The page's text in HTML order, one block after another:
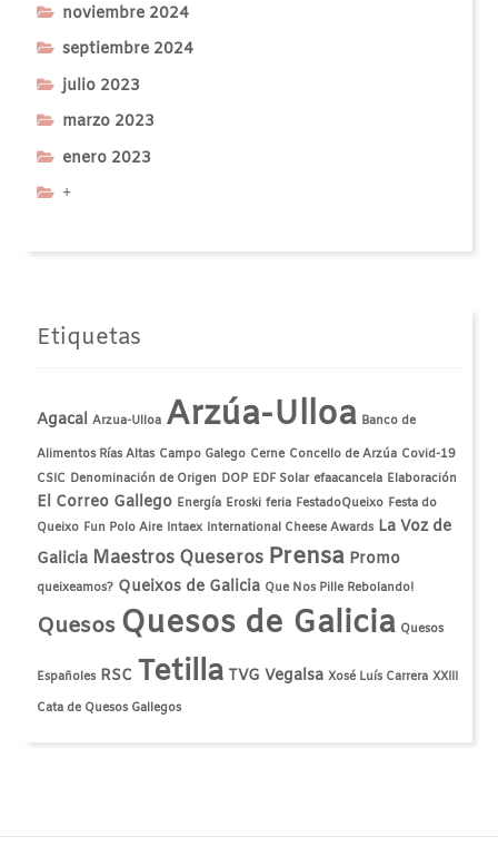
noviembre 2024
septiembre 2024
julio 2023
marzo 2023
enero 2023
+
Etiquetas
Agacal Arzua-Ulloa Arzúa-Ulloa Banco de
Alimentos Rías Altas Campo Galego Cerne Concello de Arzúa Covid-19
CSIC Denominación de Origen DOP EDF Solar efaacancela Elaboración
El Correo Gallego Energía Eroski feria FestadoQueixo Festa do
Queixo Fun Polo Aire Intaex International Cheese Awards La Voz de
Galicia Maestros Queseros Prensa Promo
queixeamos? Queixos de Galicia Que Nos Pille Rebolando!
Quesos Quesos de Galicia Quesos
Españoles RSC Tetilla TVG Vegalsa Xosé Luís Carrera XXIII
Cata de Quesos Gallegos